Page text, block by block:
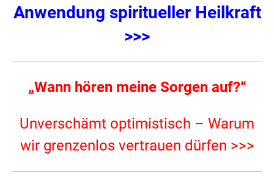
Anwendung spiritueller Heilkraft
>>>
„Wann hören meine Sorgen auf?“
Unverschämt optimistisch – Warum
wir grenzenlos vertrauen dürfen >>>